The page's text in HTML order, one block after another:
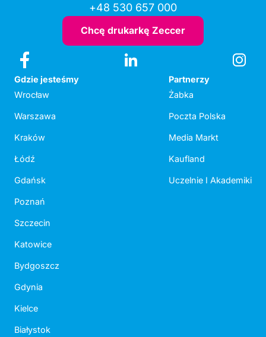
+48 530 657 000
Chcę drukarkę Zeccer
Gdzie jesteśmy
Wrocław
Warszawa
Kraków
Łódź
Gdańsk
Poznań
Szczecin
Katowice
Bydgoszcz
Gdynia
Kielce
Białystok
Partnerzy
Żabka
Poczta Polska
Media Markt
Kaufland
Uczelnie I Akademiki